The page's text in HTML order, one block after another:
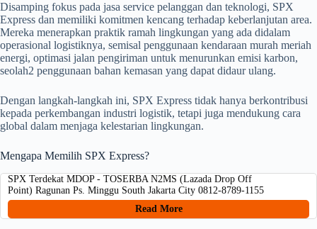
Disamping fokus pada jasa service pelanggan dan teknologi, SPX
Express dan memiliki komitmen kencang terhadap keberlanjutan area.
Mereka menerapkan praktik ramah lingkungan yang ada didalam
operasional logistiknya, semisal penggunaan kendaraan murah meriah
energi, optimasi jalan pengiriman untuk menurunkan emisi karbon,
seolah2 penggunaan bahan kemasan yang dapat didaur ulang.
Dengan langkah-langkah ini, SPX Express tidak hanya berkontribusi
kepada perkembangan industri logistik, tetapi juga mendukung cara
global dalam menjaga kelestarian lingkungan.
Mengapa Memilih SPX Express?
SPX Terdekat MDOP - TOSERBA N2MS (Lazada Drop Off
Point) Ragunan Ps. Minggu South Jakarta City 0812-8789-1155
Read More